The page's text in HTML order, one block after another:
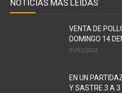
NOTICIAS MAS LEÍDAS
VENTA DE
DOMINGO 14
05/05/2023
EN UN
Y SASTRE 3 A 3